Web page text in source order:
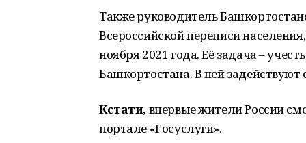
Также руководитель
Всероссийской переписи
ноября 2021 года. Её задача –
Башкортостана. В ней задействуют
Кстати, впервые жители России
портале «Госуслуги».